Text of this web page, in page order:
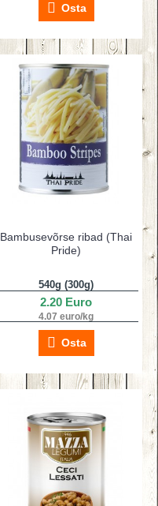
Osta
Bambusevõrse ribad (Thai
Pride)
540g (300g)
2.20 Euro
4.07 euro/kg
Osta